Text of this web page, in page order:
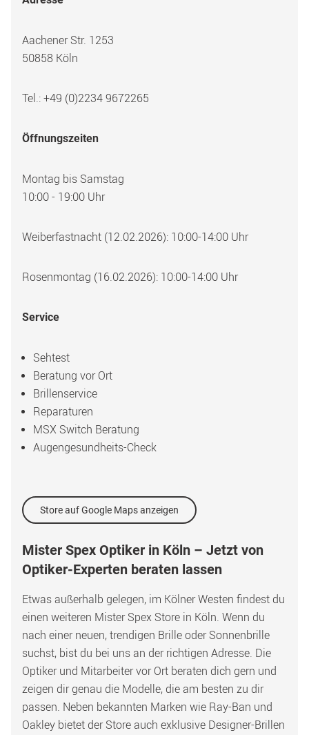
Aachener Str. 1253
50858 Köln
Tel.: +49 (0)2234 9672265
Öffnungszeiten
Montag bis Samstag
10:00 - 19:00 Uhr
Weiberfastnacht (12.02.2026): 10:00-14:00 Uhr
Rosenmontag (16.02.2026): 10:00-14:00 Uhr
Service
Sehtest
Beratung vor Ort
Brillenservice
Reparaturen
MSX Switch Beratung
Augengesundheits-Check
Store auf Google Maps anzeigen
Mister Spex Optiker in Köln – Jetzt von
Optiker-Experten beraten lassen
Etwas außerhalb gelegen, im Kölner Westen findest du
einen weiteren Mister Spex Store in Köln. Wenn du
nach einer neuen, trendigen Brille oder Sonnenbrille
suchst, bist du bei uns an der richtigen Adresse. Die
Optiker und Mitarbeiter vor Ort beraten dich gern und
zeigen dir genau die Modelle, die am besten zu dir
passen. Neben bekannten Marken wie Ray-Ban und
Oakley bietet der Store auch exklusive Designer-Brillen